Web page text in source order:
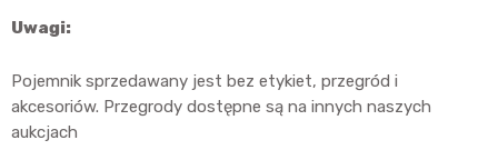
Uwagi:
Pojemnik sprzedawany jest bez etykiet, przegród i
akcesoriów. Przegrody dostępne są na innych naszych
aukcjach